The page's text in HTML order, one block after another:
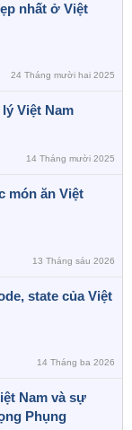
nhất ở Việt
24 Tháng mười hai 2025
Việt Nam
14 Tháng mười 2025
món ăn Việt
13 Tháng sáu 2026
state của Việt
14 Tháng ba 2026
Nam và sự
Phụng